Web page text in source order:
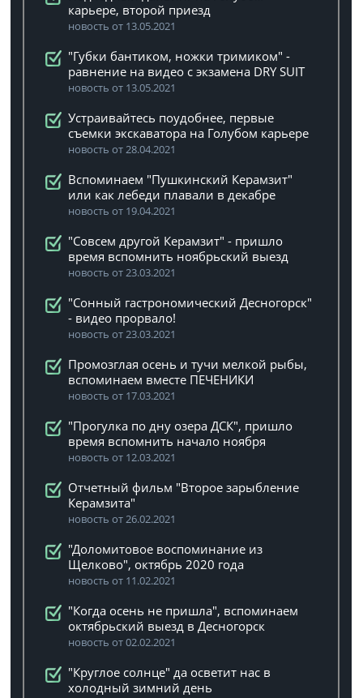
карьере, второй приезд
новость от 13.05.2021
"Губки бантиком, ножки тримиком" -
равнение на видео с экзамена DRY SUIT
новость от 13.05.2021
Устраивайтесь поудобнее, первые
съемки экскаватора на Голубом карьере
новость от 28.04.2021
Вспоминаем "Пушкинский Керамзит"
или как лебеди плавали в декабре
новость от 19.04.2021
"Совсем другой Керамзит" - пришло
время вспомнить ноябрьский выезд
новость от 23.03.2021
"Сонный гастрономический Десногорск"
- видео прорвало!
новость от 23.03.2021
Промозглая осень и тучи мелкой рыбы,
вспоминаем вместе ПЕЧЕНИКИ
новость от 17.03.2021
"Прогулка по дну озера ДСК", пришло
время вспомнить начало ноября
новость от 12.03.2021
Отчетный фильм "Второе зарыбление
Керамзита"
новость от 26.02.2021
"Доломитовое воспоминание из
Щелково", октябрь 2020 года
новость от 11.02.2021
"Когда осень не пришла", вспоминаем
октябрьский выезд в Десногорск
новость от 02.02.2021
"Круглое солнце" да осветит нас в
холодный зимний день